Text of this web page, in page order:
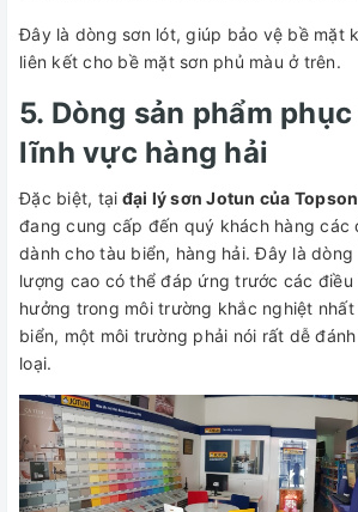
Đây là dòng sơn lót, giúp bảo vệ bề mặt
liên kết cho bề mặt sơn phủ màu ở trên.
5. Dòng sản phẩm
lĩnh vực hàng hải
Đặc biệt, tại đại lý sơn Jotun của
đang cung cấp đến quý khách hàng các
dành cho tàu biển, hàng hải. Đây là
lượng cao có thể đáp ứng trước các điều
hưởng trong môi trường khắc nghiệt
biển, một môi trường phải nói rất dễ
loại.